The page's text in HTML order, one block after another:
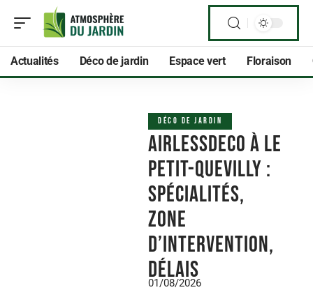
Actualités Déco de jardin Espace vert Floraison
DÉCO DE JARDIN
AIRLESSDECO à Le
Petit-Quevilly :
spécialités,
zone
d’intervention,
délais
01/08/2026